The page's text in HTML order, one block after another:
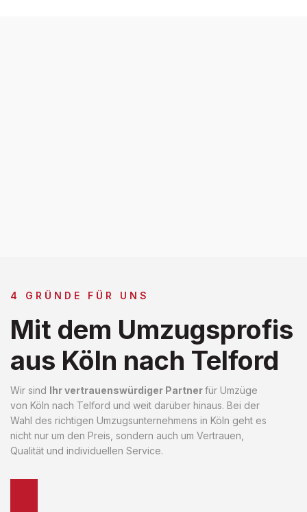
4 GRÜNDE FÜR UNS
Mit dem Umzugsprofis
aus Köln nach Telford
Wir sind Ihr vertrauenswürdiger Partnerfür Umzüge
von Köln nach Telford und weit darüber hinaus. Bei der
Wahl des richtigen Umzugsunternehmens in Köln geht es
nicht nur um den Preis, sondern auch um Vertrauen,
Qualität und individuellen Service.